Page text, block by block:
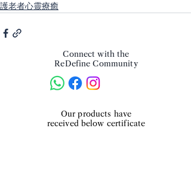
護老者心靈療癒
Connect with the
ReDefine Community
​Our products have
received below certificate